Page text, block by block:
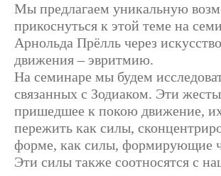
Мы предлагаем уникальную
прикоснуться к этой теме на
Арнольда Прёлль через
движения – эвритмию.
На семинаре мы будем
связанных с Зодиаком. Эти
пришедшее к покою движение,
пережить как силы,
форме, как силы, формирующие
Эти силы также соотносятся с